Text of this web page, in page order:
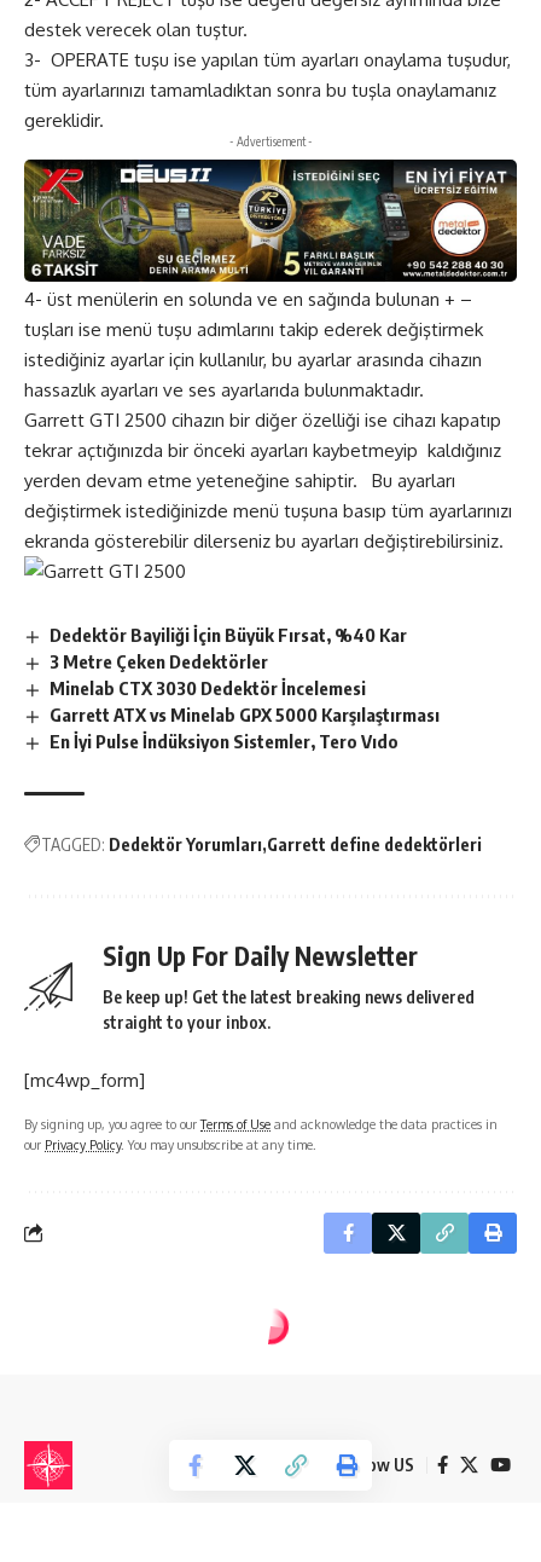
destek verecek olan tuştur.
3- OPERATE tuşu ise yapılan tüm ayarları onaylama tuşudur,
tüm ayarlarınızı tamamladıktan sonra bu tuşla onaylamanız
gereklidir.
- Advertisement -
4- üst menülerin en solunda ve en sağında bulunan + –
tuşları ise menü tuşu adımlarını takip ederek değiştirmek
istediğiniz ayarlar için kullanılır, bu ayarlar arasında cihazın
hassazlık ayarları ve ses ayarlarıda bulunmaktadır.
Garrett GTI 2500 cihazın bir diğer özelliği ise cihazı kapatıp
tekrar açtığınızda bir önceki ayarları kaybetmeyip kaldığınız
yerden devam etme yeteneğine sahiptir. Bu ayarları
değiştirmek istediğinizde menü tuşuna basıp tüm ayarlarınızı
ekranda gösterebilir dilerseniz bu ayarları değiştirebilirsiniz.
Dedektör Bayiliği İçin Büyük Fırsat, %40 Kar
3 Metre Çeken Dedektörler
Minelab CTX 3030 Dedektör İncelemesi
Garrett ATX vs Minelab GPX 5000 Karşılaştırması
En İyi Pulse İndüksiyon Sistemler, Tero Vıdo
TAGGED: Dedektör Yorumları Garrett define dedektörleri
Sign Up For Daily Newsletter
Be keep up! Get the latest breaking news delivered
straight to your inbox.
[mc4wp_form]
By signing up, you agree to ourTerms of Use and acknowledge the data practices in
our Privacy Policy. You may unsubscribe at any time.
Follow US